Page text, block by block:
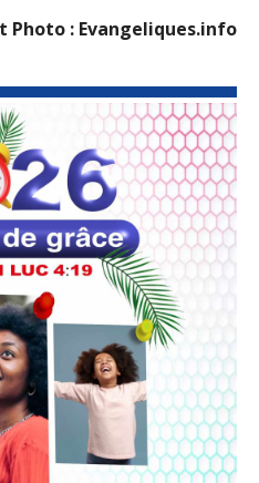
Photo : Evangeliques.info